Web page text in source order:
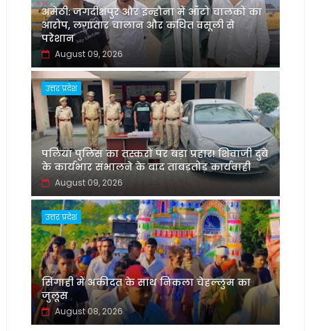
अमेठी: जगदीशपुर और इन्हौना में ऑटो चालकों का
आरोप, लगातार चालान और कथित वसूली से
परेशान
August 09, 2026
उत्तर प्रदेश
पलिया पुलिस का तस्करों पर बड़ा प्रहार! शिवाजी दुबे
के कार्यभार संभालने के बाद ताबड़तोड़ कार्यवाही
August 09, 2026
उत्तर प्रदेश
सिंगाही में अकीदत के साथ निकला चेहल्लुम का
जुलूस
August 08, 2026